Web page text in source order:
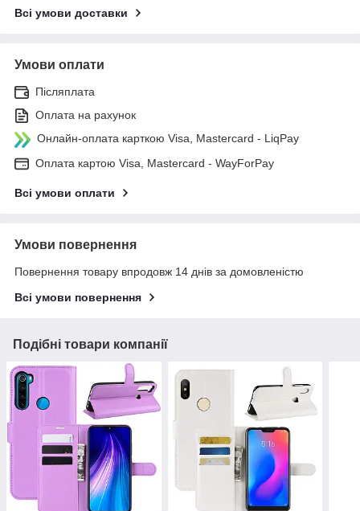
Всі умови доставки
Умови оплати
Післяплата
Оплата на рахунок
Онлайн-оплата карткою Visa, Mastercard - LiqPay
Оплата картою Visa, Mastercard - WayForPay
Всі умови оплати
Умови повернення
Повернення товару впродовж 14 днів за домовленістю
Всі умови повернення
Подібні товари компанії